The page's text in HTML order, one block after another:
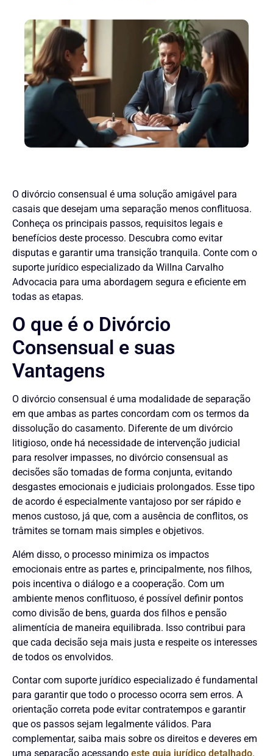
O divórcio consensual é uma solução amigável para
casais que desejam uma separação menos conflituosa.
Conheça os principais passos, requisitos legais e
benefícios deste processo. Descubra como evitar
disputas e garantir uma transição tranquila. Conte com o
suporte jurídico especializado da Willna Carvalho
Advocacia para uma abordagem segura e eficiente em
todas as etapas.
O que é o Divórcio
Consensual e suas
Vantagens
O divórcio consensual é uma modalidade de separação
em que ambas as partes concordam com os termos da
dissolução do casamento. Diferente de um divórcio
litigioso, onde há necessidade de intervenção judicial
para resolver impasses, no divórcio consensual as
decisões são tomadas de forma conjunta, evitando
desgastes emocionais e judiciais prolongados. Esse tipo
de acordo é especialmente vantajoso por ser rápido e
menos custoso, já que, com a ausência de conflitos, os
trâmites se tornam mais simples e objetivos.
Além disso, o processo minimiza os impactos
emocionais entre as partes e, principalmente, nos filhos,
pois incentiva o diálogo e a cooperação. Com um
ambiente menos conflituoso, é possível definir pontos
como divisão de bens, guarda dos filhos e pensão
alimentícia de maneira equilibrada. Isso contribui para
que cada decisão seja mais justa e respeite os interesses
de todos os envolvidos.
Contar com suporte jurídico especializado é fundamental
para garantir que todo o processo ocorra sem erros. A
orientação correta pode evitar contratempos e garantir
que os passos sejam legalmente válidos. Para
complementar, saiba mais sobre os direitos e deveres em
uma separação acessando este guia jurídico detalhado.